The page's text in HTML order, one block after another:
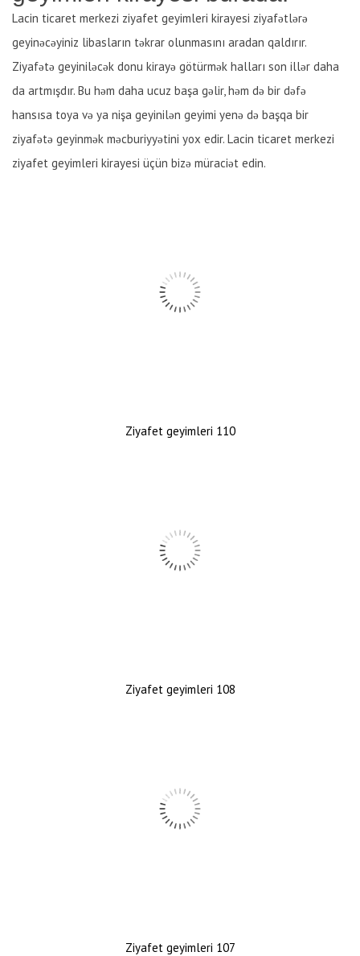
Lacin ticaret merkezi ziyafet geyimleri kirayesi ziyafətlərə
geyinəcəyiniz libasların təkrar olunmasını aradan qaldırır.
Ziyafətə geyiniləcək donu kirayə götürmək halları son illər daha
da artmışdır. Bu həm daha ucuz başa gəlir, həm də bir dəfə
hansısa toya və ya nişa geyinilən geyimi yenə də başqa bir
ziyafətə geyinmək məcburiyyətini yox edir. Lacin ticaret merkezi
ziyafet geyimleri kirayesi üçün bizə müraciət edin.
Ziyafet geyimleri 110
Ziyafet geyimleri 108
Ziyafet geyimleri 107